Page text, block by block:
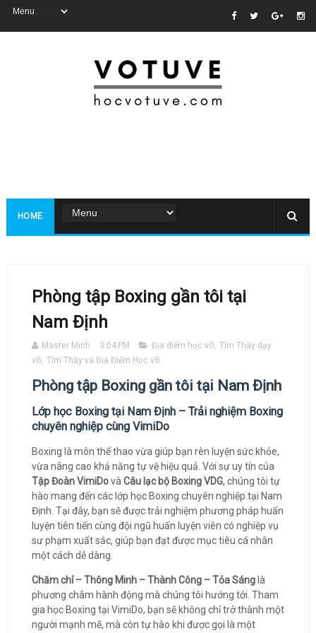
HOME
Phòng tập Boxing gần tôi tại
Nam Định
Master Minh 3:04 PM Địa điểm học võ, Tìm Thầy dạy
võ, Tìm Thầy và Địa Điểm Học võ
Phòng tập Boxing gần tôi tại Nam Định
Lớp học Boxing tại Nam Định – Trải nghiệm Boxing
chuyên nghiệp cùng VimiDo
Boxing là môn thể thao vừa giúp bạn rèn luyện sức khỏe,
vừa nâng cao khả năng tự vệ hiệu quả. Với sự uy tín của
Tập Đoàn VimiDovà Câu lạc bộ Boxing VDG, chúng tôi tự
hào mang đến các lớp học Boxing chuyên nghiệp tại Nam
Định. Tại đây, bạn sẽ được trải nghiệm phương pháp huấn
luyện tiên tiến cùng đội ngũ huấn luyện viên có nghiệp vụ
sư phạm xuất sắc, giúp bạn đạt được mục tiêu cá nhân
một cách dễ dàng.
Chăm chỉ – Thông Minh – Thành Công – Tỏa Sánglà
phương châm hành động mà chúng tôi hướng tới. Tham
gia học Boxing tại VimiDo, bạn sẽ không chỉ trở thành một
người mạnh mẽ, mà còn tự hào khi được gọi là một